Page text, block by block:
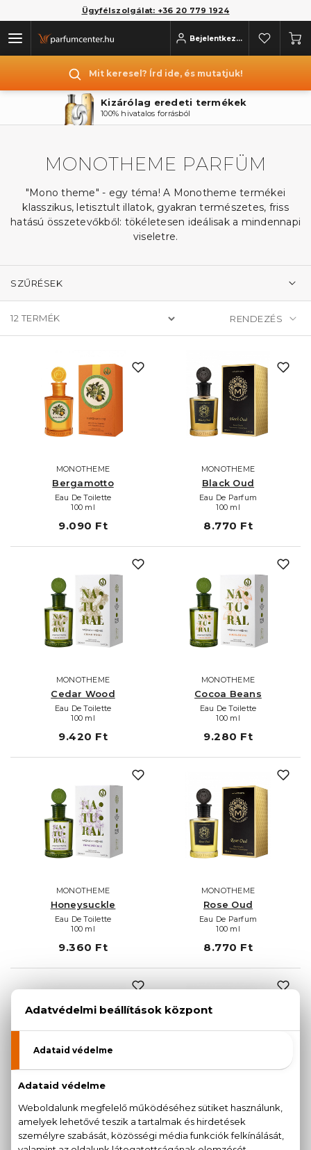
Ügyfélszolgálat: +36 20 779 1924
Bejelentkezés
Mit keresel? Írd ide, és mutatjuk!
Kizárólag eredeti termékek
100% hivatalos forrásból
MONOTHEME PARFÜM
"Mono theme" - egy téma! A Monotheme termékei
klasszikus, letisztult illatok, gyakran természetes, friss
hatású összetevőkből: tökéletesen ideálisak a mindennapi
viseletre.
SZŰRÉSEK
12 TERMÉK
MONOTHEME
Bergamotto
Eau De Toilette
100 ml
9.090 Ft
MONOTHEME
Black Oud
Eau De Parfum
100 ml
8.770 Ft
MONOTHEME
Cedar Wood
Eau De Toilette
100 ml
9.420 Ft
MONOTHEME
Cocoa Beans
Eau De Toilette
100 ml
9.280 Ft
MONOTHEME
Honeysuckle
Eau De Toilette
100 ml
9.360 Ft
MONOTHEME
Rose Oud
Eau De Parfum
100 ml
8.770 Ft
Rouge
Eau De Parfum
100 ml
Eau De Parfum
100 ml